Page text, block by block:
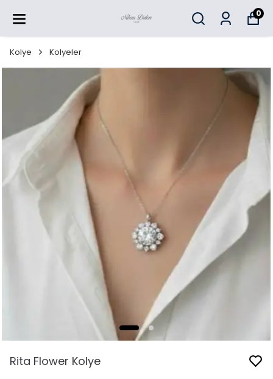
0
Kolye Kolyeler
Rita Flower Kolye